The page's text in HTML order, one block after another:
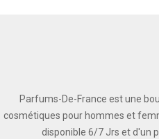
Parfums-De-France est une
cosmétiques pour hommes et
disponible 6/7 Jrs et d'un